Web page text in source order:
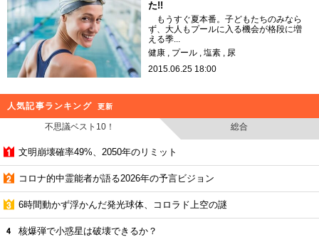
た!!
もうすぐ夏本番。子どもたちのみなら
ず、大人もプールに入る機会が格段に増
える季...
健康
プール 塩素
尿
2015.06.25 18:00
人気記事ランキング 更新
不思議ベスト10！ 総合
文明崩壊確率49%、2050年のリミット
コロナ的中霊能者が語る2026年の予言ビジョン
6時間動かず浮かんだ発光球体、コロラド上空の謎
核爆弾で小惑星は破壊できるか？